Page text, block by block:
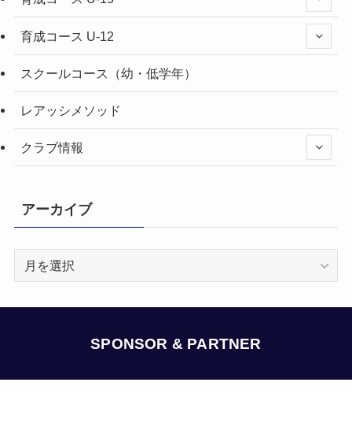
育成コース U-12
スクールコース（幼・低学年）
レアッシメソッド
クラブ情報
アーカイブ
SPONSOR & PARTNER